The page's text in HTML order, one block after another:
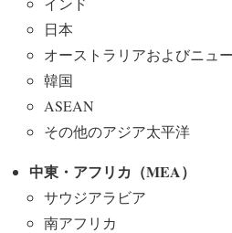
日本
オーストラリアおよびニュ
韓国
ASEAN
その他のアジア太平洋
中東・アフリカ（MEA）
サウジアラビア
南アフリカ